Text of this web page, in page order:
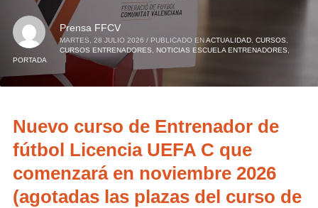
Prensa FFCV
MARTES, 28 JULIO 2026 / PUBLICADO EN ACTUALIDAD, CURSOS,
CURSOS ENTRENADORES
NOTICIAS ESCUELA ENTRENADORES,
PORTADA
Nuevo curso de Entrenador de
fútbol Licencia UEFA C que
comenzará en noviembre 2026
(agotadas las plazas del curso de